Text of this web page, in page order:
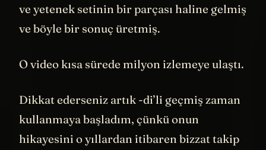
ekonomik bir değeri var, insanlara
dokunabiliyor, fark yaratabiliyor.
O yüzden YouTube'dan gelen o 200 dolara
düşünmeye başlamış. Sadece benim için
değil, sanat üreten, içerik üreten, yani
değer üreten herkes için başka bir yol daha